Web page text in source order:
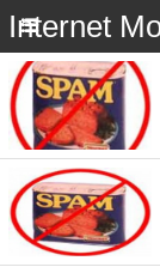
Internet